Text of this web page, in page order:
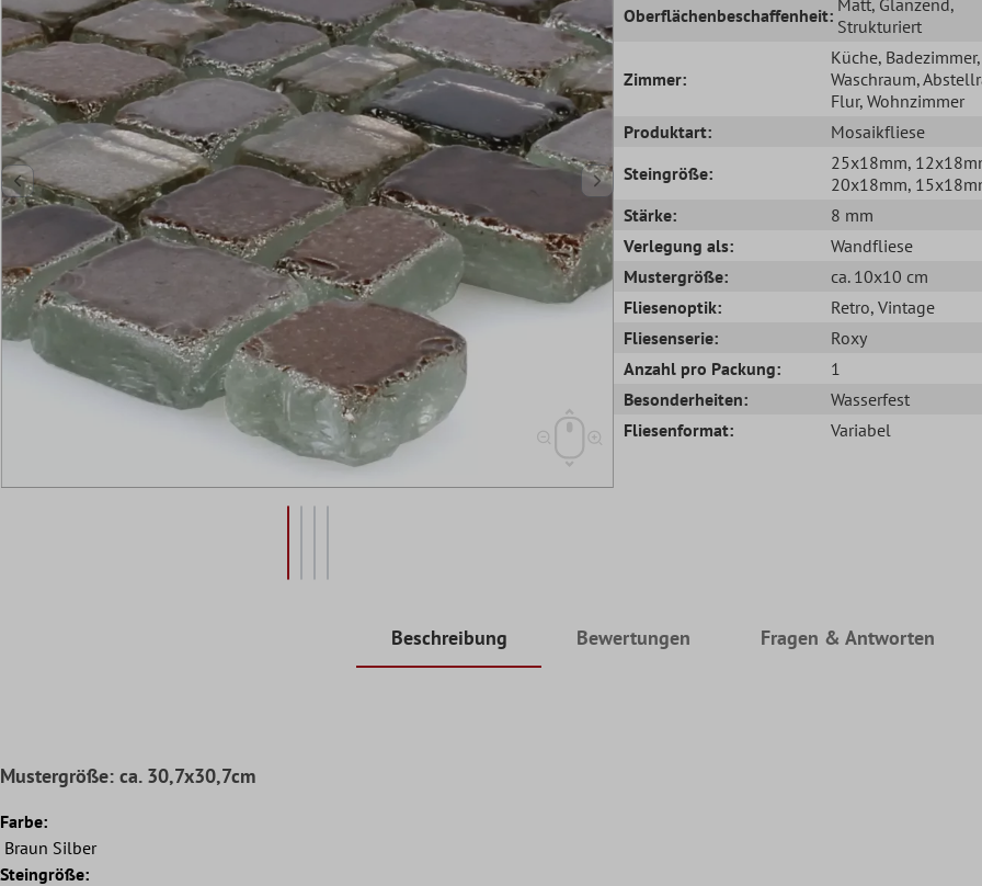
Oberflächenbeschaffenheit: Strukturiert
Zimmer:
Küche, Badezimmer,
Waschraum,
Flur, Wohnzimmer
Produktart:
Mosaikfliese
Steingröße:
25x18mm,
20x18mm,
Stärke:
8 mm
Verlegung als:
Wandfliese
Mustergröße:
ca. 10x10 cm
Fliesenoptik:
Retro, Vintage
Fliesenserie:
Roxy
Anzahl pro Packung:
1
Besonderheiten:
Wasserfest
Fliesenformat:
Variabel
Beschreibung Bewertungen Fragen & Antworten
Mustergröße: ca. 30,7x30,7cm
Farbe:
Braun Silber
Steingröße: